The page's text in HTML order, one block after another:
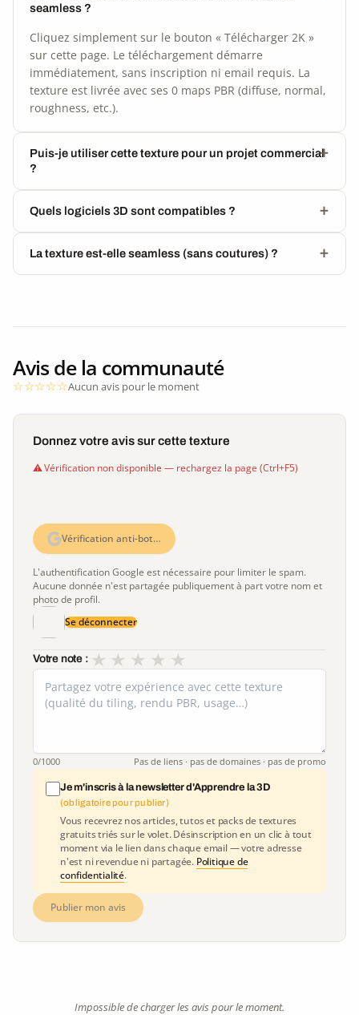
seamless ?
Cliquez simplement sur le bouton « Télécharger 2K »
sur cette page. Le téléchargement démarre
immédiatement, sans inscription ni email requis. La
texture est livrée avec ses 0 maps PBR (diffuse, normal,
roughness, etc.).
Puis-je utiliser cette texture pour un projet commercial
?
Quels logiciels 3D sont compatibles ?
La texture est-elle seamless (sans coutures) ?
Avis de la communauté
Aucun avis pour le moment
Donnez votre avis sur cette texture
Vérification non disponible — rechargez la page (Ctrl+F5)
Vérification anti-bot…
L'authentification Google est nécessaire pour limiter le spam.
Aucune donnée n'est partagée publiquement à part votre nom et
photo de profil.
Se déconnecter
Votre note : ★
★
★
★
★
0/1000 Pas de liens · pas de domaines · pas de promo
Je m'inscris à la newsletter d'Apprendre la 3D
(obligatoire pour publier)
Vous recevrez nos articles, tutos et packs de textures
gratuits triés sur le volet. Désinscription en un clic à tout
moment via le lien dans chaque email — votre adresse
n'est ni revendue ni partagée. Politique de
confidentialité.
Publier mon avis
Impossible de charger les avis pour le moment.